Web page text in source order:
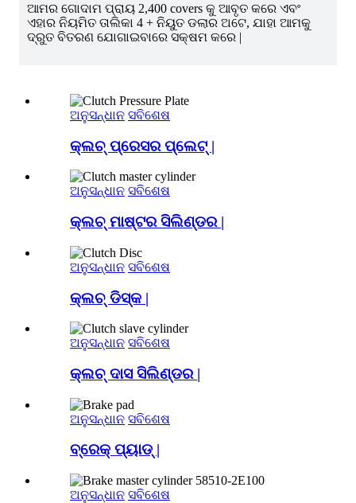
ଆମର ଗୋଦାମ ପ୍ରାୟ 2,400 covers କୁ ଆବୃତ କରେ ଏବଂ
ଏହାର ନିୟମିତ ତାଲିକା 4 + ନିୟୁତ ଡଲାର ଅଟେ, ଯାହା ଆମକୁ
ଦ୍ରୁତ ବିତରଣ ଯୋଗାଇବାରେ ସକ୍ଷମ କରେ |
ଅନୁସନ୍ଧାନ ସବିଶେଷ
କ୍ଲଚ୍ ପ୍ରେସର ପ୍ଲେଟ୍ |
ଅନୁସନ୍ଧାନ ସବିଶେଷ
କ୍ଲଚ୍ ମାଷ୍ଟର ସିଲିଣ୍ଡର |
ଅନୁସନ୍ଧାନ ସବିଶେଷ
କ୍ଲଚ୍ ଡିସ୍କ |
ଅନୁସନ୍ଧାନ ସବିଶେଷ
କ୍ଲଚ୍ ଦାସ ସିଲିଣ୍ଡର |
ଅନୁସନ୍ଧାନ ସବିଶେଷ
ବ୍ରେକ୍ ପ୍ୟାଡ୍ |
ଅନୁସନ୍ଧାନ ସବିଶେଷ